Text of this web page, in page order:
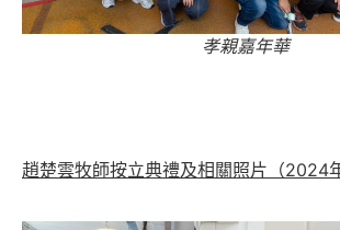
孝親嘉年華
趙楚雲牧師按立典禮及相關照片（2024